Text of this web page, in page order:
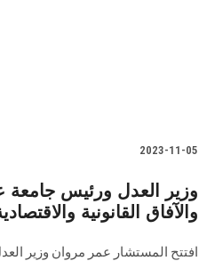
2023-11-05
وزير العدل ورئيس
والآفاق القانونية
افتتح المستشار عمر مروان وزير